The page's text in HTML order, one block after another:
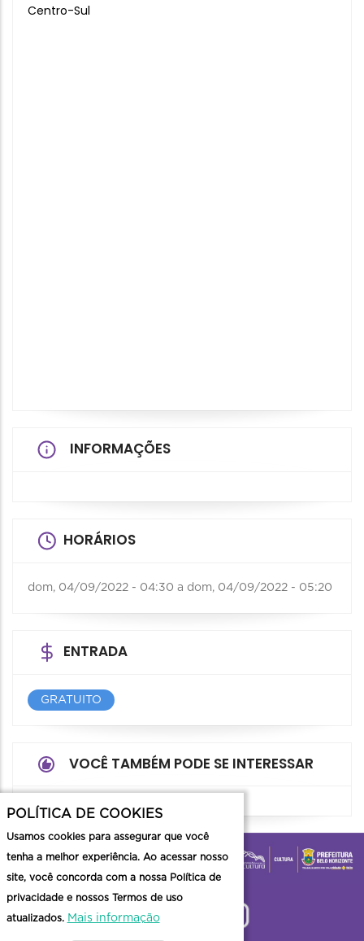
Centro-Sul
INFORMAÇÕES
HORÁRIOS
dom, 04/09/2022 - 04:30 a dom, 04/09/2022 - 05:20
ENTRADA
GRATUITO
VOCÊ TAMBÉM PODE SE INTERESSAR
POLÍTICA DE COOKIES
Usamos cookies para assegurar que você
tenha a melhor experiência. Ao acessar nosso
site, você concorda com a nossa Política de
privacidade e nossos Termos de uso
atualizados. Mais informação